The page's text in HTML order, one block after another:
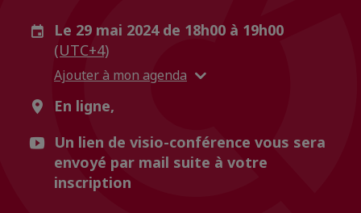
Le 29 mai 2024 de 18h00 à 19h00
(UTC+4)
Ajouter à mon agenda
En ligne,
Un lien de visio-conférence vous sera
envoyé par mail suite à votre
inscription